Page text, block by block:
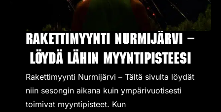
Rakettimyynti Nurmijärvi –
Löydä lähin myyntipisteesi
Rakettimyynti Nurmijärvi – Tältä sivulta löydät
niin sesongin aikana kuin ympärivuotisesti
toimivat myyntipisteet. Kun